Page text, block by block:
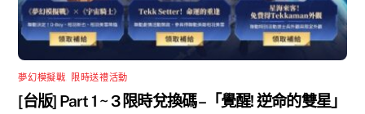
夢幻模擬戰 限時送禮活動
[台版] Part 1 ~ 3 限時兌換碼 –「覺醒! 逆命的雙星」